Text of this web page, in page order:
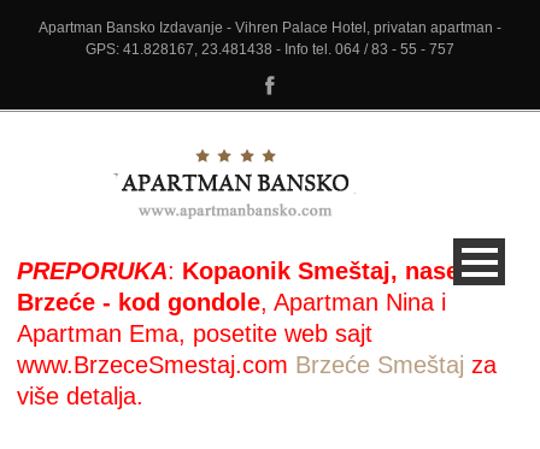
Apartman Bansko Izdavanje - Vihren Palace Hotel, privatan apartman -
GPS: 41.828167, 23.481438 - Info tel. 064 / 83 - 55 - 757
PREPORUKA: Kopaonik Smeštaj, naselje
Brzeće - kod gondole, Apartman Nina i
Apartman Ema, posetite web sajt
www.BrzeceSmestaj.com Brzeće Smeštaj za
više detalja.